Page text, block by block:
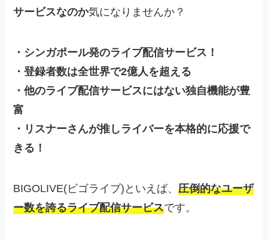
サービスなのか気になりませんか？
・シンガポール発のライブ配信サービス！
・登録者数は全世界で2億人を超える
・他のライブ配信サービスにはない独自機能が豊
富
・リスナーさんが推しライバーを本格的に応援で
きる！
BIGOLIVE(ビゴライブ)といえば、圧倒的なユーザ
ー数を誇るライブ配信サービスです。